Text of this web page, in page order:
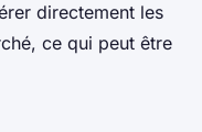
directement les
ce qui peut être